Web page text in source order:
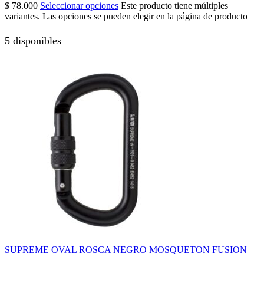
$ 78.000 Seleccionar opciones Este producto tiene múltiples
variantes. Las opciones se pueden elegir en la página de producto
5 disponibles
SUPREME OVAL ROSCA NEGRO MOSQUETON FUSION